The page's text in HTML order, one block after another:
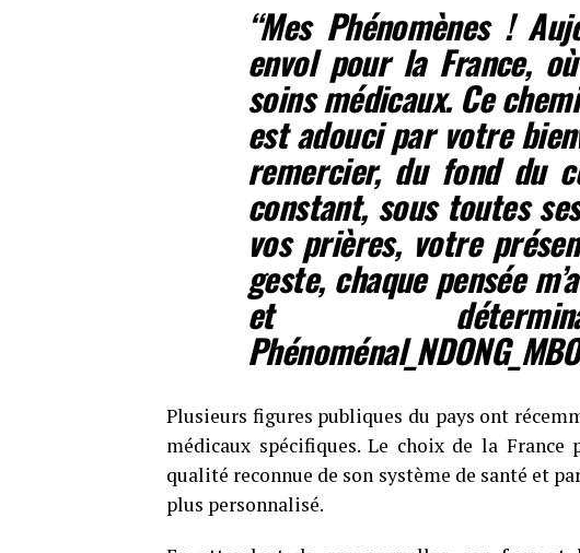
“Mes Phénomènes !
envol pour la France,
soins médicaux. Ce
est adouci par votre
remercier, du fond du
constant, sous toutes
vos prières, votre
geste, chaque pensée
et
Plusieurs figures publiques du pays ont
médicaux spécifiques. Le choix de la
qualité reconnue de son système de santé et
plus personnalisé.